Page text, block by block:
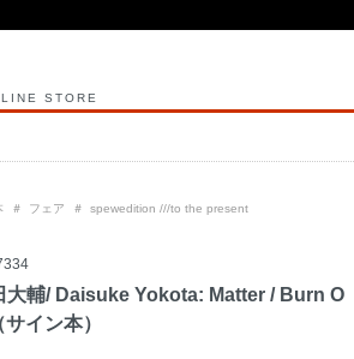
STORE
＃ フェア ＃ spewedition ///to the present
大輔/ Daisuke Yokota: Matter / Burn O
イン本）